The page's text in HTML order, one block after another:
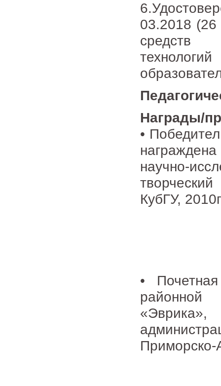
03.2018 (26
средств
Награды/
•
научно-
КубГУ,
•
районной
Приморско-